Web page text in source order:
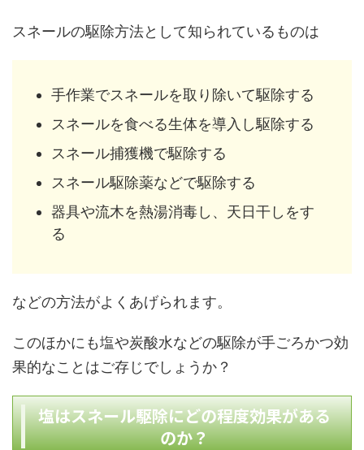
スネールの駆除方法として知られているものは
手作業でスネールを取り除いて駆除する
スネールを食べる生体を導入し駆除する
スネール捕獲機で駆除する
スネール駆除薬などで駆除する
器具や流木を熱湯消毒し、天日干しをす
る
などの方法がよくあげられます。
このほかにも塩や炭酸水などの駆除が手ごろかつ効
果的なことはご存じでしょうか？
塩はスネール駆除にどの程度効果がある
のか？